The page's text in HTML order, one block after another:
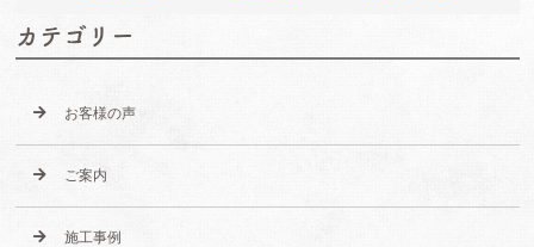
カテゴリー
お客様の声
ご案内
施工事例